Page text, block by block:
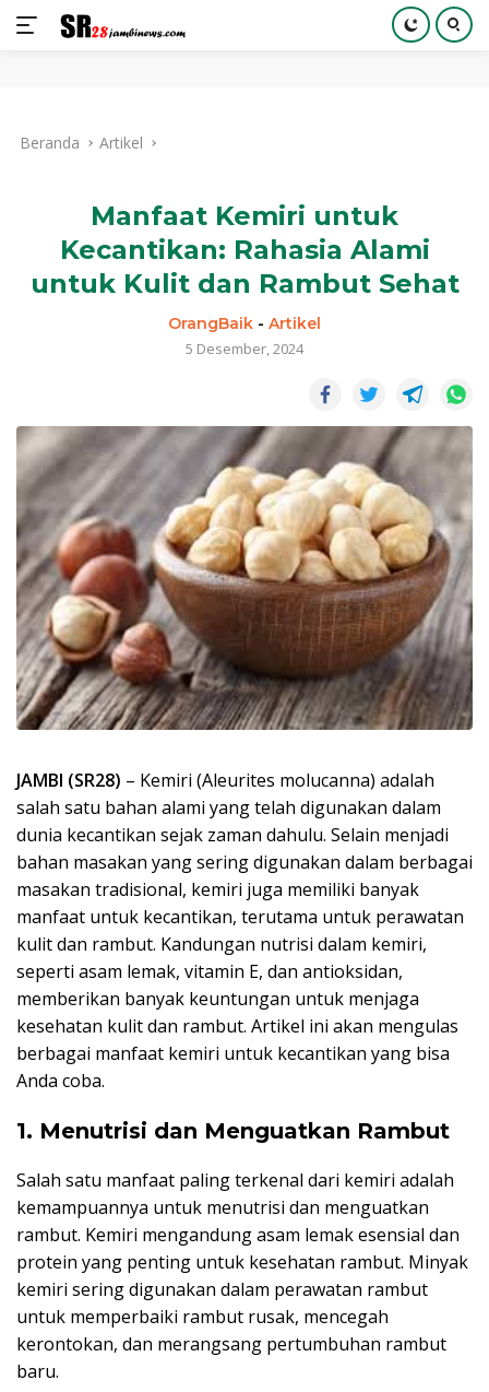
kontenBeranda Artikel
Manfaat Kemiri untuk
Kecantikan: Rahasia Alami
untuk Kulit dan Rambut Sehat
OrangBaik - Artikel
5 Desember, 2024
JAMBI (SR28) – Kemiri (Aleurites molucanna) adalah
salah satu bahan alami yang telah digunakan dalam
dunia kecantikan sejak zaman dahulu. Selain menjadi
bahan masakan yang sering digunakan dalam berbagai
masakan tradisional, kemiri juga memiliki banyak
manfaat untuk kecantikan, terutama untuk perawatan
kulit dan rambut. Kandungan nutrisi dalam kemiri,
seperti asam lemak, vitamin E, dan antioksidan,
memberikan banyak keuntungan untuk menjaga
kesehatan kulit dan rambut. Artikel ini akan mengulas
berbagai manfaat kemiri untuk kecantikan yang bisa
Anda coba.
1. Menutrisi dan Menguatkan Rambut
Salah satu manfaat paling terkenal dari kemiri adalah
kemampuannya untuk menutrisi dan menguatkan
rambut. Kemiri mengandung asam lemak esensial dan
protein yang penting untuk kesehatan rambut. Minyak
kemiri sering digunakan dalam perawatan rambut
untuk memperbaiki rambut rusak, mencegah
kerontokan, dan merangsang pertumbuhan rambut
baru.